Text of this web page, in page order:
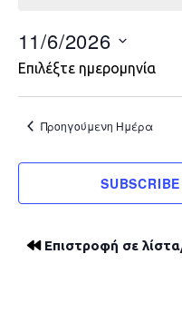
11/6/2026
Επιλέξτε ημερομηνία
Προηγούμενη Ημέρα
Επιστροφή σε